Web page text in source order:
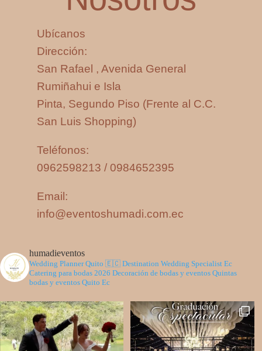
Ubícanos
Dirección:
San Rafael , Avenida General
Rumiñahui e Isla
Pinta, Segundo Piso (Frente al C.C.
San Luis Shopping)
Teléfonos:
0962598213 / 0984652395
Email:
info@eventoshumadi.com.ec
humadieventos
Wedding Planner Quito 🇪🇨 Destination Wedding Specialist Ec
Catering para bodas 2026 Decoración de bodas y eventos Quintas
bodas y eventos Quito Ec